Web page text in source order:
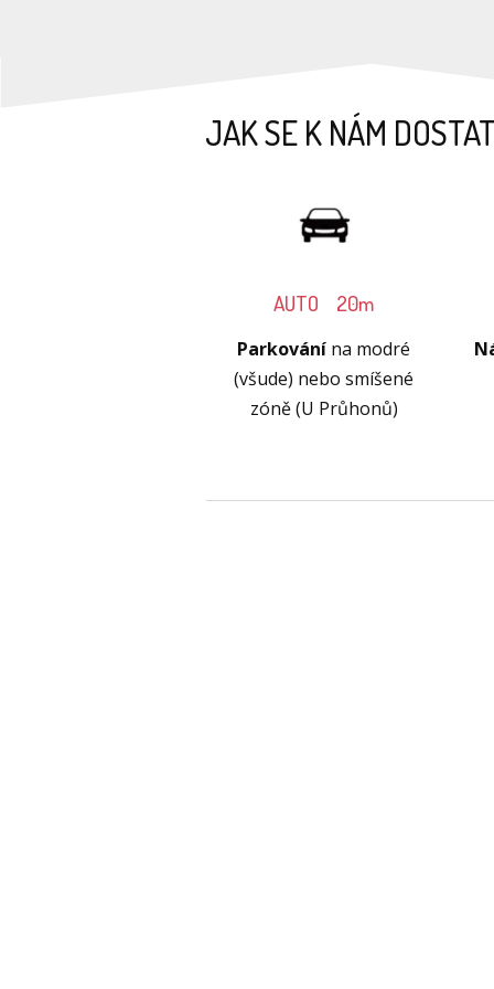
JAK SE K NÁM
AUTO 20m
Parkování na modré
(všude) nebo smíšené
zóně (U Průhonů)